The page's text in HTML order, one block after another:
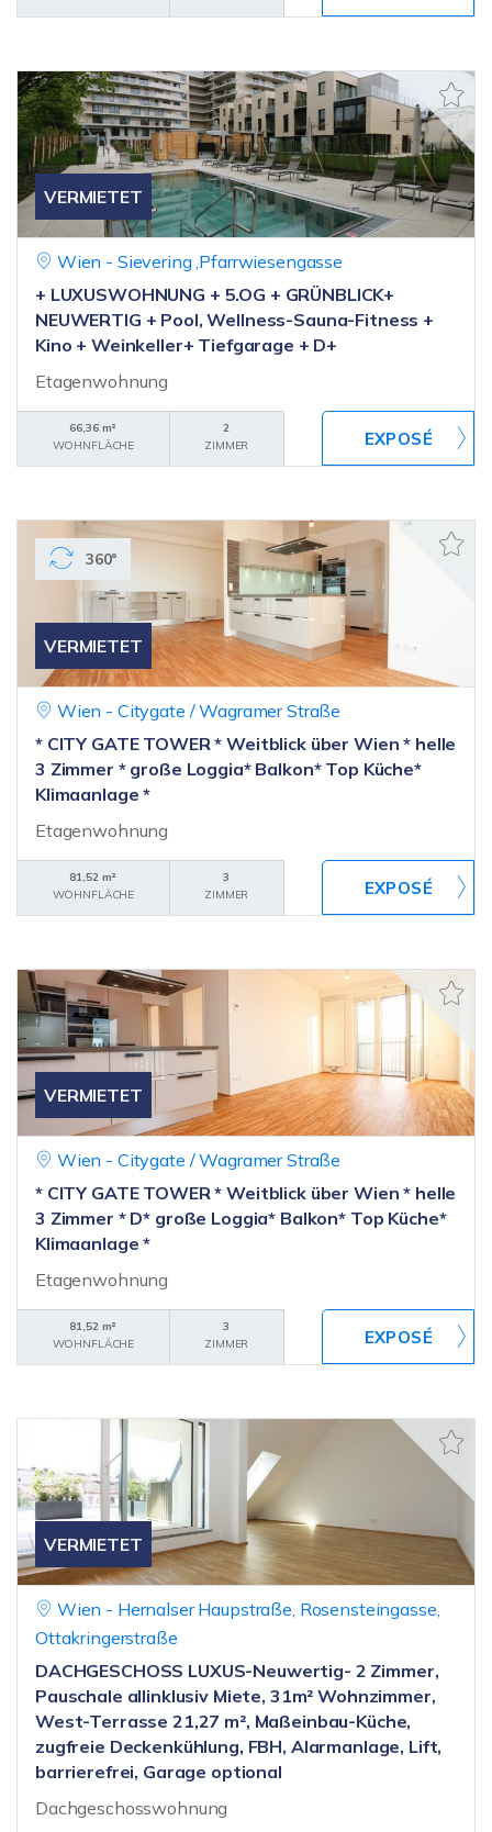
VERMIETET
Wien - Sievering ,Pfarrwiesengasse
+ LUXUSWOHNUNG + 5.OG + GRÜNBLICK+
NEUWERTIG + Pool, Wellness-Sauna-Fitness +
Kino + Weinkeller+ Tiefgarage + D+
Etagenwohnung
66,36 m²
WOHNFLÄCHE
2
ZIMMER
VERMIETET
360°
Wien - Citygate / Wagramer Straße
* CITY GATE TOWER * Weitblick über Wien * helle
3 Zimmer * große Loggia* Balkon* Top Küche*
Klimaanlage *
Etagenwohnung
81,52 m²
WOHNFLÄCHE
3
ZIMMER
VERMIETET
Wien - Citygate / Wagramer Straße
* CITY GATE TOWER * Weitblick über Wien * helle
3 Zimmer * D* große Loggia* Balkon* Top Küche*
Klimaanlage *
Etagenwohnung
81,52 m²
WOHNFLÄCHE
3
ZIMMER
VERMIETET
Wien - Hernalser Haupstraße, Rosensteingasse,
Ottakringerstraße
DACHGESCHOSS LUXUS-Neuwertig- 2 Zimmer,
Pauschale allinklusiv Miete, 31m² Wohnzimmer,
West-Terrasse 21,27 m², Maßeinbau-Küche,
zugfreie Deckenkühlung, FBH, Alarmanlage, Lift,
barrierefrei, Garage optional
Dachgeschosswohnung